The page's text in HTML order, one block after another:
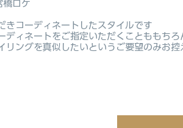
橋ロケ
きコーディネートしたスタイルです
ディネートをご指定いただくことももち
リングを真似したいというご要望のみお控